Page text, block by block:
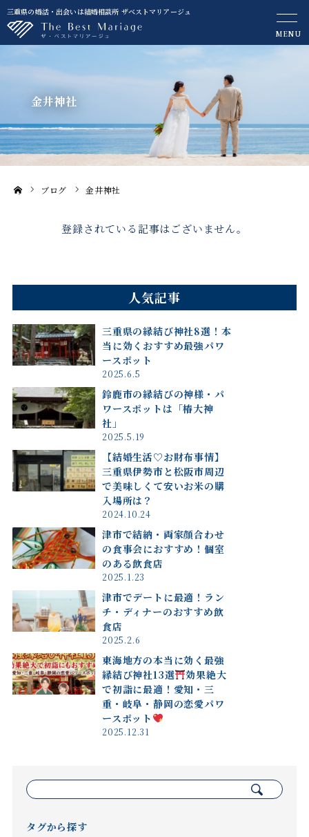
三重県の婚活・出会いは結婚相談所 ザベストマリアージュ
MENU
金井神社
ーム
ブログ 金井神社
登録されている記事はございません。
人気記事
三重県の縁結び神社8選！本
当に効くおすすめ最強パワ
ースポット
2025.6.5
鈴鹿市の縁結びの神様・パ
ワースポットは「椿大神
社」
2025.5.19
【結婚生活♡お財布事情】
三重県伊勢市と松阪市周辺
で美味しくて安いお米の購
入場所は？
2024.10.24
津市で結納・両家顔合わせ
の食事会におすすめ！個室
のある飲食店
2025.1.23
津市でデートに最適！ラン
チ・ディナーのおすすめ飲
食店
2025.2.6
東海地方の本当に効く最強
縁結び神社13選
効果絶大
で初詣に最適！愛知・三
重・岐阜・静岡の恋愛パワ
ースポット
2025.12.31
索:
タグから探す